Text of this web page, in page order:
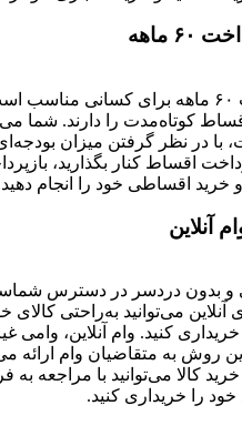
ماهه
وام کالا با بازپرداخت ۶۰ ماهه برای کسانی
کوتاه‌مدت را دارند. شما
با در نظر گرفتن میزان
و خرید اقساطی خود را انجام
آنلاین
و بدون دردسر در دسترس
می‌توانید به‌راحتی کالای
کنید. وام آنلاین، وامی
روش به متقاضیان وام ارائه
کالا می‌توانید با مراجعه به
خود را خریداری کنید.